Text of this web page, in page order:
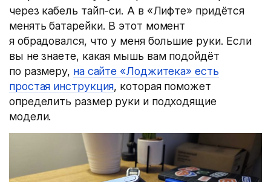
через кабель тайп-си. А в «Лифте» придётся
менять батарейки. В этот момент
я обрадовался, что у меня большие руки. Если
вы не знаете, какая мышь вам подойдёт
по размеру, на сайте «Лоджитека» есть
простая инструкция, которая поможет
определить размер руки и подходящие
модели.